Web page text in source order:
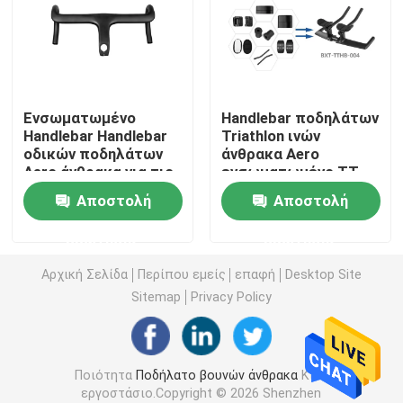
Πλήρες πλαίσιο αναστολής άνθρακα
Πλαίσιο ποδηλάτων διαδρομής άνθρακα
Πλαίσιο ποδηλάτων αμμοχάλικου άνθρακα
Άνθρακας που διπλώνει το πλαίσιο ποδηλάτων
Δίκρανο ποδηλάτων βουνών άνθρακα
Δίκρανο οδικών ποδηλάτων άνθρακα
Ενσωματωμένο
Handlebar Handlebar
οδικών ποδηλάτων
Aero άνθρακα για τις
ρόδες ποδηλάτων
700c
Αποστολή
Handlebar ποδηλάτων
Triathlon ινών
άνθρακα Aero
ενσωματωμένο TT
Handlebar άνθρακα
Αποστολή
Αρχική Σελίδα Περίπου εμείς επαφή
Desktop Site
Sitemap
Privacy Policy
Ποιότητα Ποδήλατο βουνών άνθρακα Κίνα
εργοστάσιο.Copyright © 2026 Shenzhen